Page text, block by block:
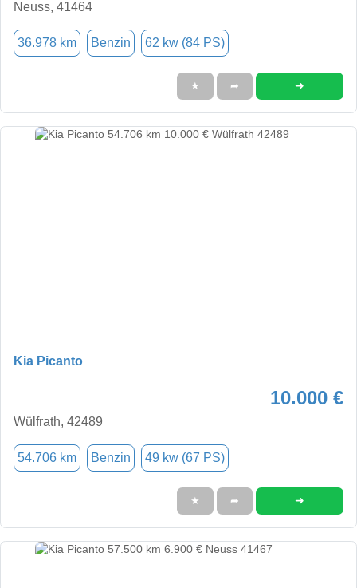
Neuss, 41464
36.978 km Benzin 62 kw (84 PS)
★ ➦ ➜
Kia Picanto
10.000 €
Wülfrath, 42489
54.706 km Benzin 49 kw (67 PS)
★ ➦ ➜